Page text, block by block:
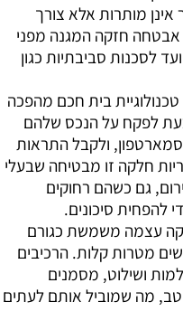
מותרות אלא צורך
חזקה המגנה מפני
לסכנות סביבתיות כגון
בית חכם מהפכה
לפקח על הנכס שלהם
ולקבל התראות
חלקה זו מבטיחה שבעלי
גם כשהם רחוקים
להפחית סיכונים.
עצמה משמשת כגורם
מטרות קלות. הרכיבים
ושילוט, מסמנים
מה שמוביל אותם לעתים